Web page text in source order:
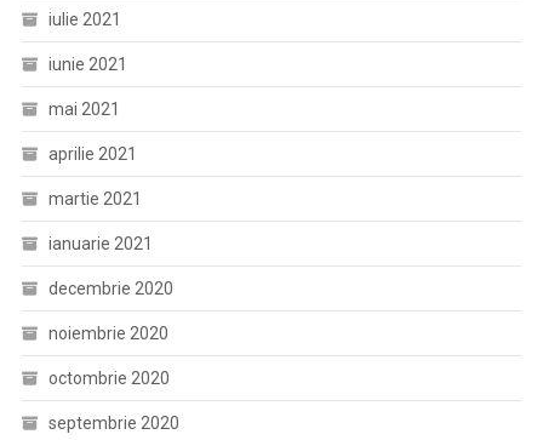
iulie 2021
iunie 2021
mai 2021
aprilie 2021
martie 2021
ianuarie 2021
decembrie 2020
noiembrie 2020
octombrie 2020
septembrie 2020